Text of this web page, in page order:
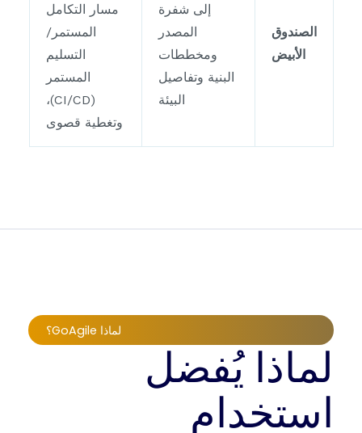
الصندوق
الأبيض
إلى شفرة
المصدر
ومخططات
البنية وتفاصيل
البيئة
مسار التكامل
المستمر/
التسليم
المستمر
(CI/CD)،
وتغطية قصوى
لماذا GoAgile؟
لماذا يُفضل
استخدام